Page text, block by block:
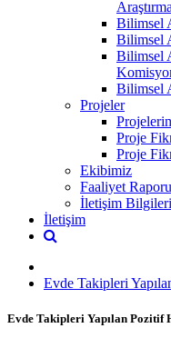
Bilimsel
Bilimsel
Bilimsel
Bilimsel
Projeler
Proje
Proje
Ekibimiz
Faaliyet Raporu
İletişim Bilgileri
İletişim
Evde Takipleri
Evde Takipleri Yapılan